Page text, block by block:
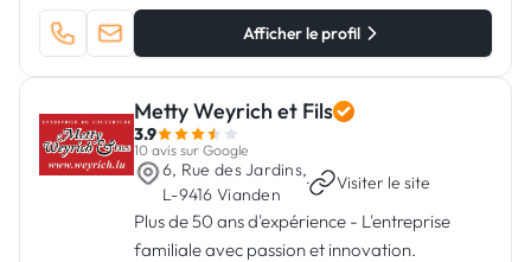
Afficher le profil
Metty Weyrich et Fils
3.9
10 avis sur Google
6, Rue des Jardins,
L-9416 Vianden
· Visiter le site
Plus de 50 ans d'expérience - L'entreprise
familiale avec passion et innovation.